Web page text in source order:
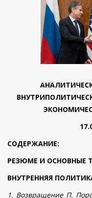
СОДЕРЖАНИЕ:
РЕЗЮМЕ И ОСНОВНЫЕ
ВНУТРЕННЯЯ
1. Возвращение П.